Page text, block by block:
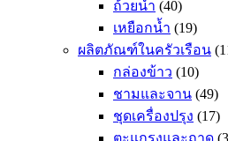
ถ้วยน้ำ (40)
เหยือกน้ำ (19)
ผลิตภัณฑ์ในครัวเรือน
กล่องข้าว (10)
ชามและจาน (49)
ชุดเครื่องปรุง (17)
ตะแกรงและถาด